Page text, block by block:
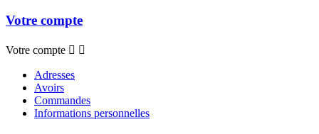
Votre compte
Votre compte  
Adresses
Avoirs
Commandes
Informations personnelles